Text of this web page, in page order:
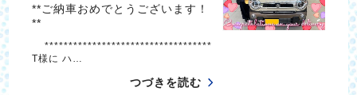
**ご納車おめでとうございます！
**
***********************************
T様に ハ…
つづきを読む